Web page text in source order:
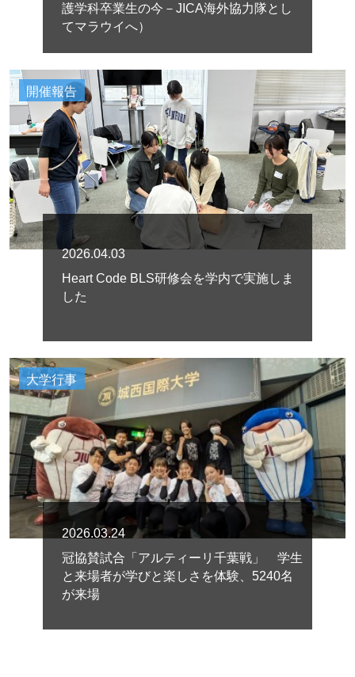
護学科卒業生の今－JICA海外協力隊とし
てマラウイへ）
開催報告
2026.04.03
Heart Code BLS研修会を学内で実施しま
した
大学行事
2026.03.24
冠協賛試合「アルティーリ千葉戦」 学生
と来場者が学びと楽しさを体験、5240名
が来場